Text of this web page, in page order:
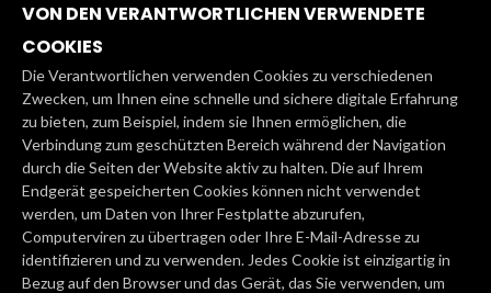
VON DEN VERANTWORTLICHEN VERWENDETE
COOKIES
Die Verantwortlichen verwenden Cookies zu verschiedenen
Zwecken, um Ihnen eine schnelle und sichere digitale Erfahrung
zu bieten, zum Beispiel, indem sie Ihnen ermöglichen, die
Verbindung zum geschützten Bereich während der Navigation
durch die Seiten der Website aktiv zu halten. Die auf Ihrem
Endgerät gespeicherten Cookies können nicht verwendet
werden, um Daten von Ihrer Festplatte abzurufen,
Computerviren zu übertragen oder Ihre E-Mail-Adresse zu
identifizieren und zu verwenden. Jedes Cookie ist einzigartig in
Bezug auf den Browser und das Gerät, das Sie verwenden, um